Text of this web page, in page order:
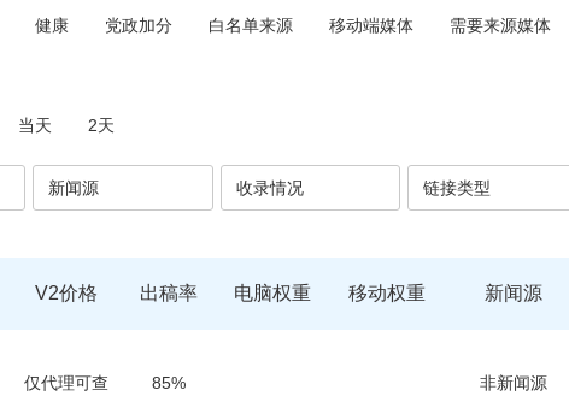
健康 党政加分 白名单来源 移动端媒体 需要来源媒体
当天 2天
新闻源 收录情况 链接类型
V2价格 出稿率 电脑权重 移动权重 新闻源
仅代理可查 85% 非新闻源